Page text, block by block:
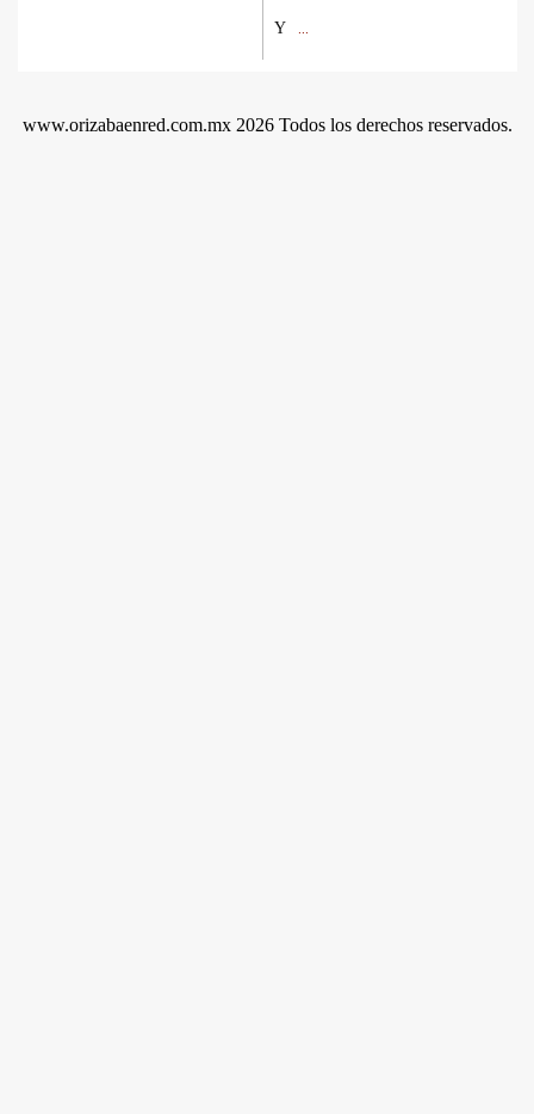
Y
www.orizabaenred.com.mx 2026 Todos los derechos reservados.